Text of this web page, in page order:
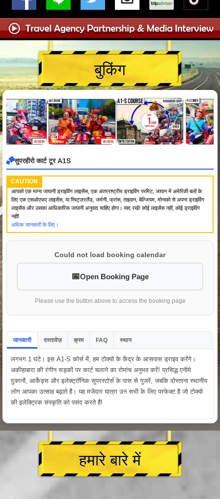
बुकिंग
सुपरहीरो कार्ट टूर A1S
CAUTION
आपको एक मान्य जापानी ड्राइविंग लाइसेंस, एक अंतरराष्ट्रीय ड्राइविंग परमिट, जापान में अमेरिकी बलों के
लिए एक एसओएफए लाइसेंस, या स्विट्ज़रलैंड, जर्मनी, फ्रांस, ताइवान, बेल्जियम, मोनाको से अपना ड्राइविंग
लाइसेंस और उसका आधिकारिक जापानी अनुवाद चाहिए होगा। याद रखें! कोई लाइसेंस नहीं, कोई ड्राइविंग
नहीं!
अधिक जानकारी के लिए।
Could not load booking calendar
Open Booking Page
Please use the button above to access the booking page
जानकारी दस्तावेज़ क्रम FAQ स्थान
लगभग 1 घंटे। इस A1-S कोर्स में, हम टोक्यो के केंद्र के आसपास ड्राइव करेंगे।
अकीहाबारा की रंगीन सड़कों पर कार्ट चलाने का रोमांच अनुभव करें! प्रसिद्ध एनीमे
दुकानों, आर्केड्स और इलेक्ट्रॉनिक सुपरस्टोर्स के पास से गुजरें, जबकि दोस्ताना स्थानीय
लोग आपका उत्साह बढ़ाते हैं। यह मजेदार यात्रा उन सभी के लिए परफेक्ट है जो टोक्यो
की इलेक्ट्रिक संस्कृति को पसंद करते हैं!
हमारे बारे में